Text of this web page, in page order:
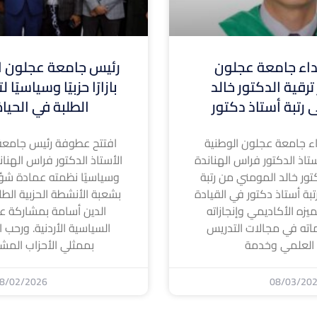
جامعة عجلون
الدكتور خالد
رتبة أستاذ دكتور
جامعة عجلون الوطنية
الدكتور فراس الهناندة
خالد المومني من رتبة
أستاذ دكتور في القيادة
الأكاديمي وإنجازاته
في مجالات التدريس
العلمي وخدمة
08/03/
رئيس جامعة عجلون
بازارًا حزبيًا
الطلبة في
افتتح عطوفة رئيس
الأستاذ الدكتور فراس
وسياسيًا نظمته عمادة
بشعبة الأنشطة الحزبية
الدين أسامة بمشاركة
السياسية الأردنية. ورحب
بممثلي الأحزاب
02/2026